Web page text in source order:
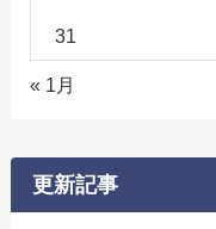
31
« 1月
更新記事